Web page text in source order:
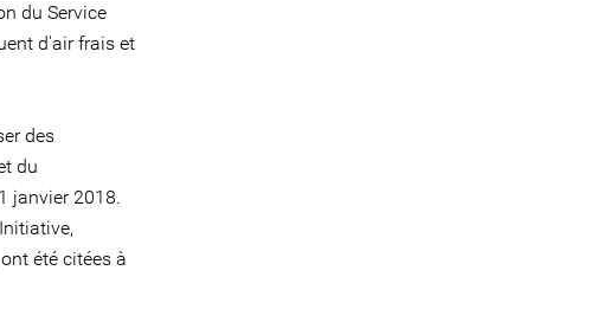
du Service
d'air frais et
des
du
janvier 2018.
été citées à